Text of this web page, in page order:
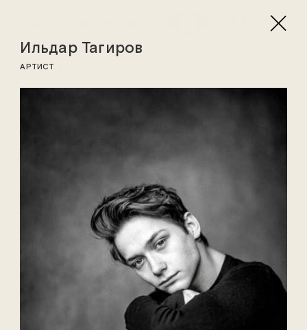
ПРИГЛАШЁННЫЕ АРТИСТЫ
Василий Аникеев
Ильдар Тагиров
АРТИСТ